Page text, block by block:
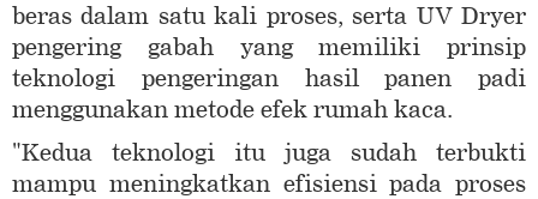
beras dalam satu kali proses, serta UV Dryer
pengering gabah yang memiliki prinsip
teknologi pengeringan hasil panen padi
menggunakan metode efek rumah kaca.
"Kedua teknologi itu juga sudah terbukti
mampu meningkatkan efisiensi pada proses